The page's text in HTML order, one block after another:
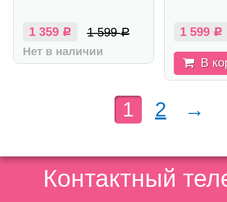
1 359 Р 1 599Р
Нет в наличии
1 599 Р
В
1 2 →
Контактный